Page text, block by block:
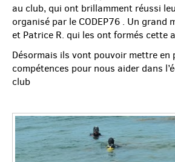
au club, qui ont brillamment réussi
organisé par le CODEP76 . Un grand
et Patrice R. qui les ont formés cette
Désormais ils vont pouvoir mettre en
compétences pour nous aider dans
club